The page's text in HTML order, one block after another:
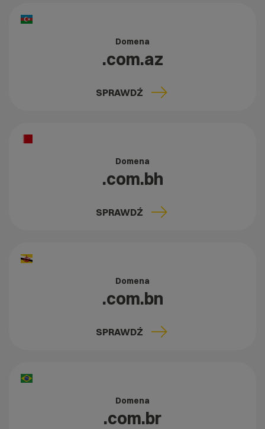
Domena
.com.az
SPRAWDŹ
Domena
.com.bh
SPRAWDŹ
Domena
.com.bn
SPRAWDŹ
Domena
.com.br